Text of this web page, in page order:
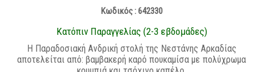
Κωδικός : 642330
Κατόπιν Παραγγελίας (2-3 εβδομάδες)
H Παραδοσιακή Ανδρική στολή της Νεστάνης Αρκαδίας
αποτελείται από: βαμβακερή καρό πουκαμίσα με πολύχρωμα